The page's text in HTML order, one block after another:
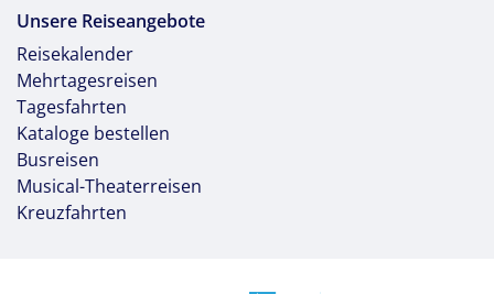
Unsere Reiseangebote
Reisekalender
Mehrtagesreisen
Tagesfahrten
Kataloge bestellen
Busreisen
Musical-Theaterreisen
Kreuzfahrten